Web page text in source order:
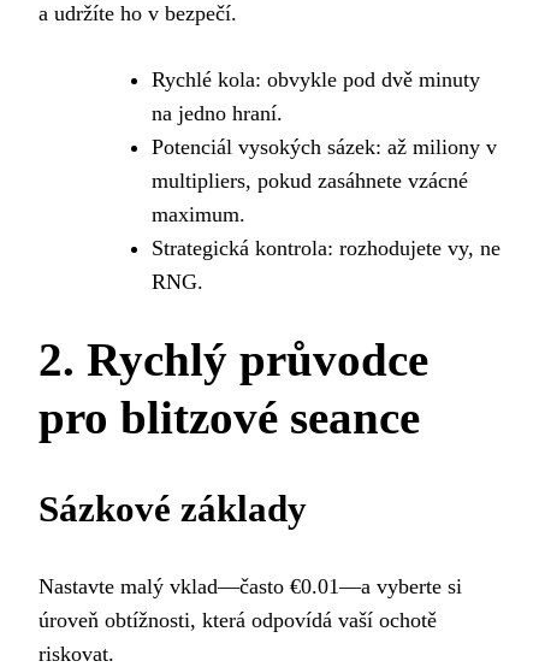
a udržíte ho v bezpečí.
Rychlé kola: obvykle pod dvě minuty
na jedno hraní.
Potenciál vysokých sázek: až miliony v
multipliers, pokud zasáhnete vzácné
maximum.
Strategická kontrola: rozhodujete vy, ne
RNG.
2. Rychlý průvodce
pro blitzové seance
Sázkové základy
Nastavte malý vklad—často €0.01—a vyberte si
úroveň obtížnosti, která odpovídá vaší ochotě
riskovat.